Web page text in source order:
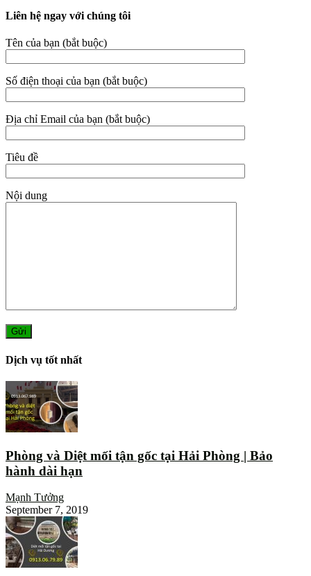
Liên hệ ngay với chúng tôi
Tên của bạn (bắt buộc)
Số điện thoại của bạn (bắt buộc)
Địa chỉ Email của bạn (bắt buộc)
Tiêu đề
Nội dung
Dịch vụ tốt nhất
Phòng và Diệt mối tận gốc tại Hải Phòng | Bảo
hành dài hạn
Mạnh Tưởng
September 7, 2019